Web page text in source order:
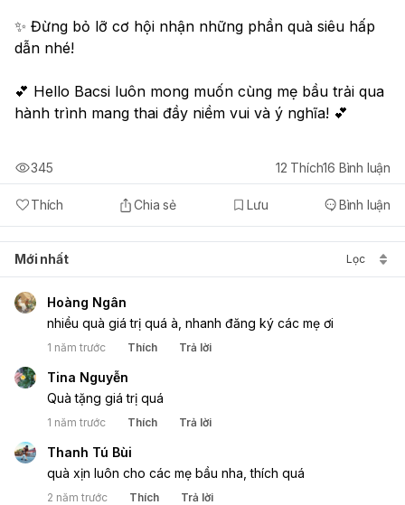
✨ Đừng bỏ lỡ cơ hội nhận những phần quà siêu hấp
dẫn nhé!
💕 Hello Bacsi luôn mong muốn cùng mẹ bầu trải qua
hành trình mang thai đầy niềm vui và ý nghĩa! 💕
Thích Chia sẻ Lưu Bình luận
345 12 Thích16 Bình luận
Mới nhất Lọc
Hoàng Ngân
nhiều quà giá trị quá à, nhanh đăng ký các mẹ ơi
1 năm trước Thích Trả lời
Tina Nguyễn
Quà tặng giá trị quá
1 năm trước Thích Trả lời
Thanh Tú Bùi
quà xịn luôn cho các mẹ bầu nha, thích quá
2 năm trước Thích Trả lời